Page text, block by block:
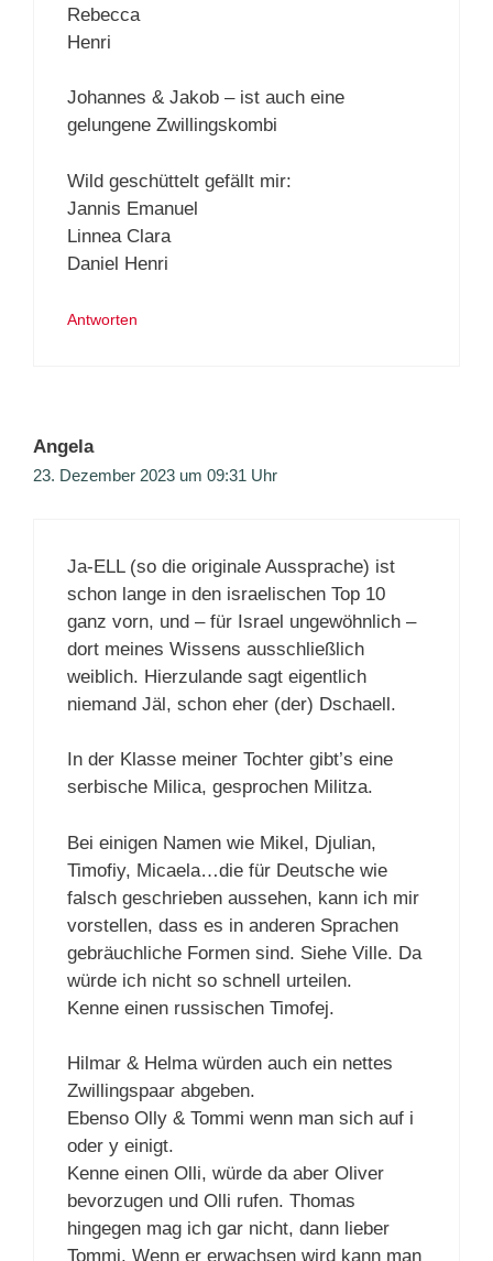
Rebecca
Henri
Johannes & Jakob – ist auch eine
gelungene Zwillingskombi
Wild geschüttelt gefällt mir:
Jannis Emanuel
Linnea Clara
Daniel Henri
Antworten
Angela
23. Dezember 2023 um 09:31 Uhr
Ja-ELL (so die originale Aussprache) ist
schon lange in den israelischen Top 10
ganz vorn, und – für Israel ungewöhnlich –
dort meines Wissens ausschließlich
weiblich. Hierzulande sagt eigentlich
niemand Jäl, schon eher (der) Dschaell.
In der Klasse meiner Tochter gibt’s eine
serbische Milica, gesprochen Militza.
Bei einigen Namen wie Mikel, Djulian,
Timofiy, Micaela…die für Deutsche wie
falsch geschrieben aussehen, kann ich mir
vorstellen, dass es in anderen Sprachen
gebräuchliche Formen sind. Siehe Ville. Da
würde ich nicht so schnell urteilen.
Kenne einen russischen Timofej.
Hilmar & Helma würden auch ein nettes
Zwillingspaar abgeben.
Ebenso Olly & Tommi wenn man sich auf i
oder y einigt.
Kenne einen Olli, würde da aber Oliver
bevorzugen und Olli rufen. Thomas
hingegen mag ich gar nicht, dann lieber
Tommi. Wenn er erwachsen wird kann man